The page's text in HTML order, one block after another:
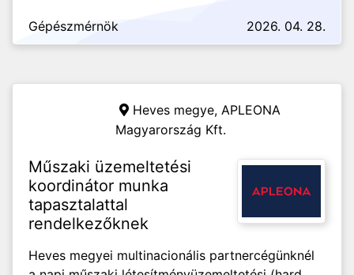
Gépészmérnök 2026. 04. 28.
Heves megye, APLEONA
Magyarország Kft.
Műszaki üzemeltetési
koordinátor munka
tapasztalattal
rendelkezőknek
Heves megyei multinacionális partnercégünknél